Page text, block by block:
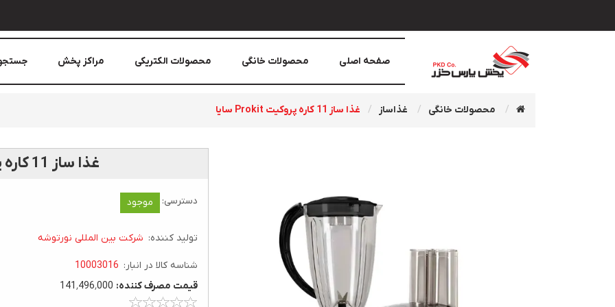
صفحه اصلی محصولات خانگی محصولات الکتریکی مراکز پخش
محصولات خانگی غذاساز غذا ساز 11 کاره پروکيت Prokit سایا
غذا ساز 11 کاره پروکيت Prokit سایا
دسترسی: موجود
تولید کننده: شرکت بین المللی نورتوشه
شناسه کالا در انبار: 10003016
قيمت مصرف کننده: 141٬496٬000